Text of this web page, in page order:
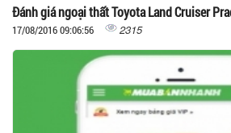
Đánh giá ngoại thất Toyota Land Cruiser
17/08/2016 09:06:56 2315